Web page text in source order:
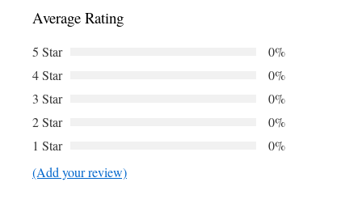
Average Rating
5 Star
0%
4 Star
0%
3 Star
0%
2 Star
0%
1 Star
0%
(Add your review)